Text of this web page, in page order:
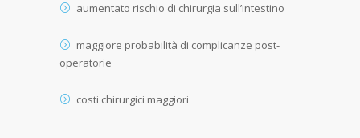
aumentato rischio di chirurgia sull’intestino
maggiore probabilità di complicanze post-
operatorie
costi chirurgici maggiori